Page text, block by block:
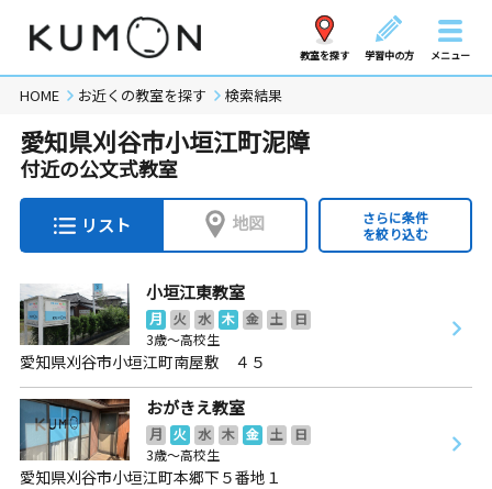
教室を探す 学習中の方 メニュー
HOME お近くの教室を探す 検索結果
愛知県刈谷市小垣江町泥障
付近の公文式教室
リスト 地図
さらに条件
を絞り込む
小垣江東教室
月 火 水 木 金 土
日
3歳～高校生
愛知県刈谷市小垣江町南屋敷 ４５
おがきえ教室
月 火 水 木 金 土
日
3歳～高校生
愛知県刈谷市小垣江町本郷下５番地１